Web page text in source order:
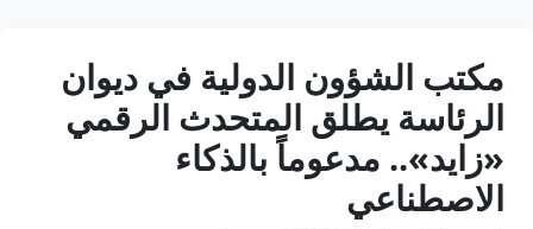
مكتب الشؤون الدولية في ديوان
الرئاسة يطلق المتحدث الرقمي
«زايد».. مدعوماً بالذكاء
الاصطناعي